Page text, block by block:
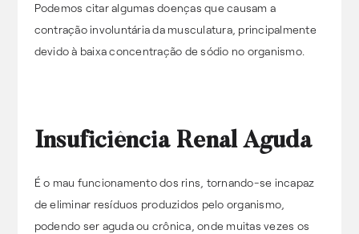
Podemos citar algumas doenças que causam a
contração involuntária da musculatura, principalmente
devido à baixa concentração de sódio no organismo.
Insuficiência Renal Aguda
É o mau funcionamento dos rins, tornando-se incapaz
de eliminar resíduos produzidos pelo organismo,
podendo ser aguda ou crônica, onde muitas vezes os